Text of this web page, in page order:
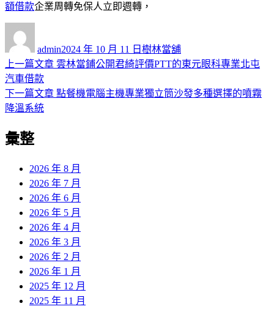
額借款企業周轉免保人立即週轉，
admin佈
日
2024 年 10 月 11 日 類
樹林當舖
文
章
導
覽
上一篇文章 上
篇
雲林當鋪公開君綺評價PTT的東元眼科專業北屯
汽車借款
下一篇文章 下
點餐機電腦主機專業獨立筒沙發多種選擇的噴霧
降溫系統
彙整
2026 年 8 月
2026 年 7 月
2026 年 6 月
2026 年 5 月
2026 年 4 月
2026 年 3 月
2026 年 2 月
2026 年 1 月
2025 年 12 月
2025 年 11 月